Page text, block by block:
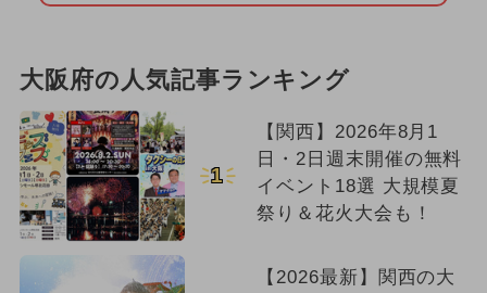
大阪府の人気記事ランキング
1
【関西】2026年8月1
日・2日週末開催の無料
イベント18選 大規模夏
祭り＆花火大会も！
【2026最新】関西の大